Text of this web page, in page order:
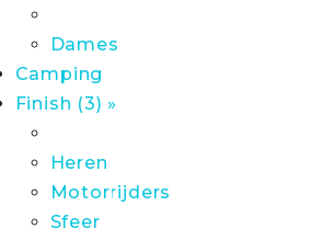
Dames
Camping
Finish (3) »
Heren
Motorrijders
Sfeer